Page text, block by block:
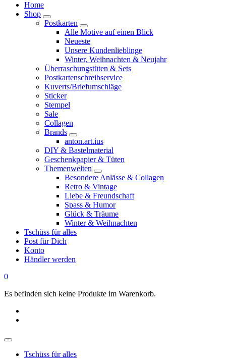
Home
Shop
Postkarten
Alle Motive auf einen Blick
Neueste
Unsere Kundenlieblinge
Winter, Weihnachten & Neujahr
Überraschungstüten & Sets
Postkartenschreibservice
Kuverts/Briefumschläge
Sticker
Stempel
Sale
Collagen
Brands
anton.art.ius
DIY & Bastelmaterial
Geschenkpapier & Tüten
Themenwelten
Besondere Anlässe & Collagen
Retro & Vintage
Liebe & Freundschaft
Spass & Humor
Glück & Träume
Winter & Weihnachten
Tschüss für alles
Post für Dich
Konto
Händler werden
0
Es befinden sich keine Produkte im Warenkorb.
Tschüss für alles